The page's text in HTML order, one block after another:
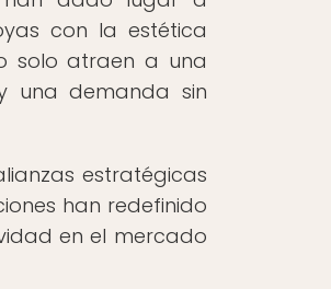
con la estética
solo atraen a una
una demanda sin
estratégicas
han redefinido
en el mercado